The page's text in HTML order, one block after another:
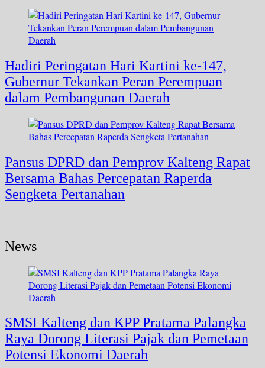
Hadiri Peringatan Hari Kartini ke-147,
Gubernur Tekankan Peran Perempuan
dalam Pembangunan Daerah
Pansus DPRD dan Pemprov Kalteng Rapat
Bersama Bahas Percepatan Raperda
Sengketa Pertanahan
News
SMSI Kalteng dan KPP Pratama Palangka
Raya Dorong Literasi Pajak dan Pemetaan
Potensi Ekonomi Daerah